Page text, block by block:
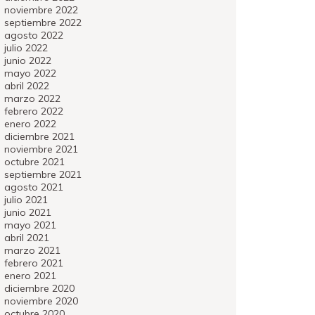
noviembre 2022
septiembre 2022
agosto 2022
julio 2022
junio 2022
mayo 2022
abril 2022
marzo 2022
febrero 2022
enero 2022
diciembre 2021
noviembre 2021
octubre 2021
septiembre 2021
agosto 2021
julio 2021
junio 2021
mayo 2021
abril 2021
marzo 2021
febrero 2021
enero 2021
diciembre 2020
noviembre 2020